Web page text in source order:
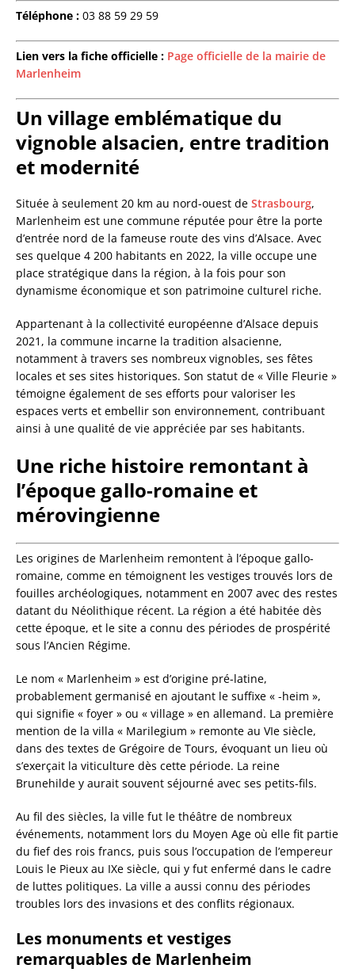
Téléphone : 03 88 59 29 59
Lien vers la fiche officielle : Page officielle de la mairie de
Marlenheim
Un village emblématique du
vignoble alsacien, entre tradition
et modernité
Située à seulement 20 km au nord-ouest de Strasbourg,
Marlenheim est une commune réputée pour être la porte
d’entrée nord de la fameuse route des vins d’Alsace. Avec
ses quelque 4 200 habitants en 2022, la ville occupe une
place stratégique dans la région, à la fois pour son
dynamisme économique et son patrimoine culturel riche.
Appartenant à la collectivité européenne d’Alsace depuis
2021, la commune incarne la tradition alsacienne,
notamment à travers ses nombreux vignobles, ses fêtes
locales et ses sites historiques. Son statut de « Ville Fleurie »
témoigne également de ses efforts pour valoriser les
espaces verts et embellir son environnement, contribuant
ainsi à une qualité de vie appréciée par ses habitants.
Une riche histoire remontant à
l’époque gallo-romaine et
mérovingienne
Les origines de Marlenheim remontent à l’époque gallo-
romaine, comme en témoignent les vestiges trouvés lors de
fouilles archéologiques, notamment en 2007 avec des restes
datant du Néolithique récent. La région a été habitée dès
cette époque, et le site a connu des périodes de prospérité
sous l’Ancien Régime.
Le nom « Marlenheim » est d’origine pré-latine,
probablement germanisé en ajoutant le suffixe « -heim »,
qui signifie « foyer » ou « village » en allemand. La première
mention de la villa « Marilegium » remonte au VIe siècle,
dans des textes de Grégoire de Tours, évoquant un lieu où
s’exerçait la viticulture dès cette période. La reine
Brunehilde y aurait souvent séjourné avec ses petits-fils.
Au fil des siècles, la ville fut le théâtre de nombreux
événements, notamment lors du Moyen Age où elle fit partie
du fief des rois francs, puis sous l’occupation de l’empereur
Louis le Pieux au IXe siècle, qui y fut enfermé dans le cadre
de luttes politiques. La ville a aussi connu des périodes
troubles lors des invasions et des conflits régionaux.
Les monuments et vestiges
remarquables de Marlenheim